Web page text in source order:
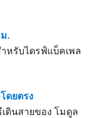
.
หรับไดรฟ์แบ็คเพล
ดยตรง
ดินสายของ โมดูล